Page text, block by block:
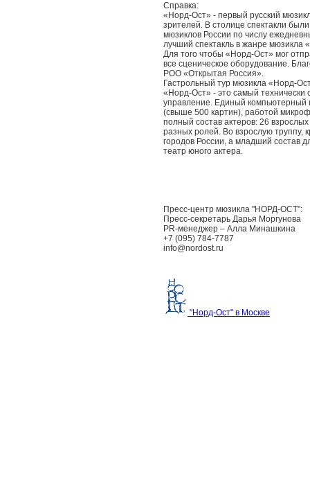
Справка:
«Норд-Ост» - первый русский
зрителей. В столице спектакли
мюзиклов России по числу
лучший спектакль в жанре мюзикла
Для того чтобы «Норд-Ост» мог
все сценическое оборудование.
РОО «Открытая Россия».
Гастрольный тур мюзикла «Норд-
«Норд-Ост» - это самый
управление. Единый компьютерный
(свыше 500 картин), работой
полный состав актеров: 26
разных ролей. Во взрослую труппу,
городов России, а младший состав
театр юного актера.
Пресс-центр мюзикла "НОРД-ОСТ":
Пресс-секретарь Дарья Моргунова
PR-менеджер – Алла Минашкина
+7 (095) 784-7787
info@nordost.ru
"Норд-Ост" в Москве